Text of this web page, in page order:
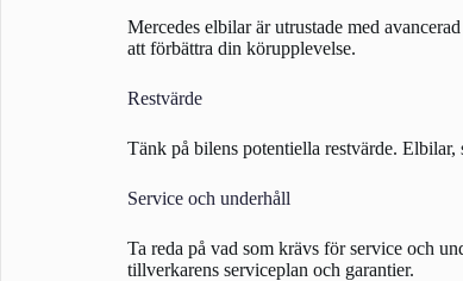
Mercedes elbilar är utrustade med
att förbättra din körupplevelse.
Restvärde
Tänk på bilens potentiella restvärde.
Service och underhåll
Ta reda på vad som krävs för service och
tillverkarens serviceplan och garantier.